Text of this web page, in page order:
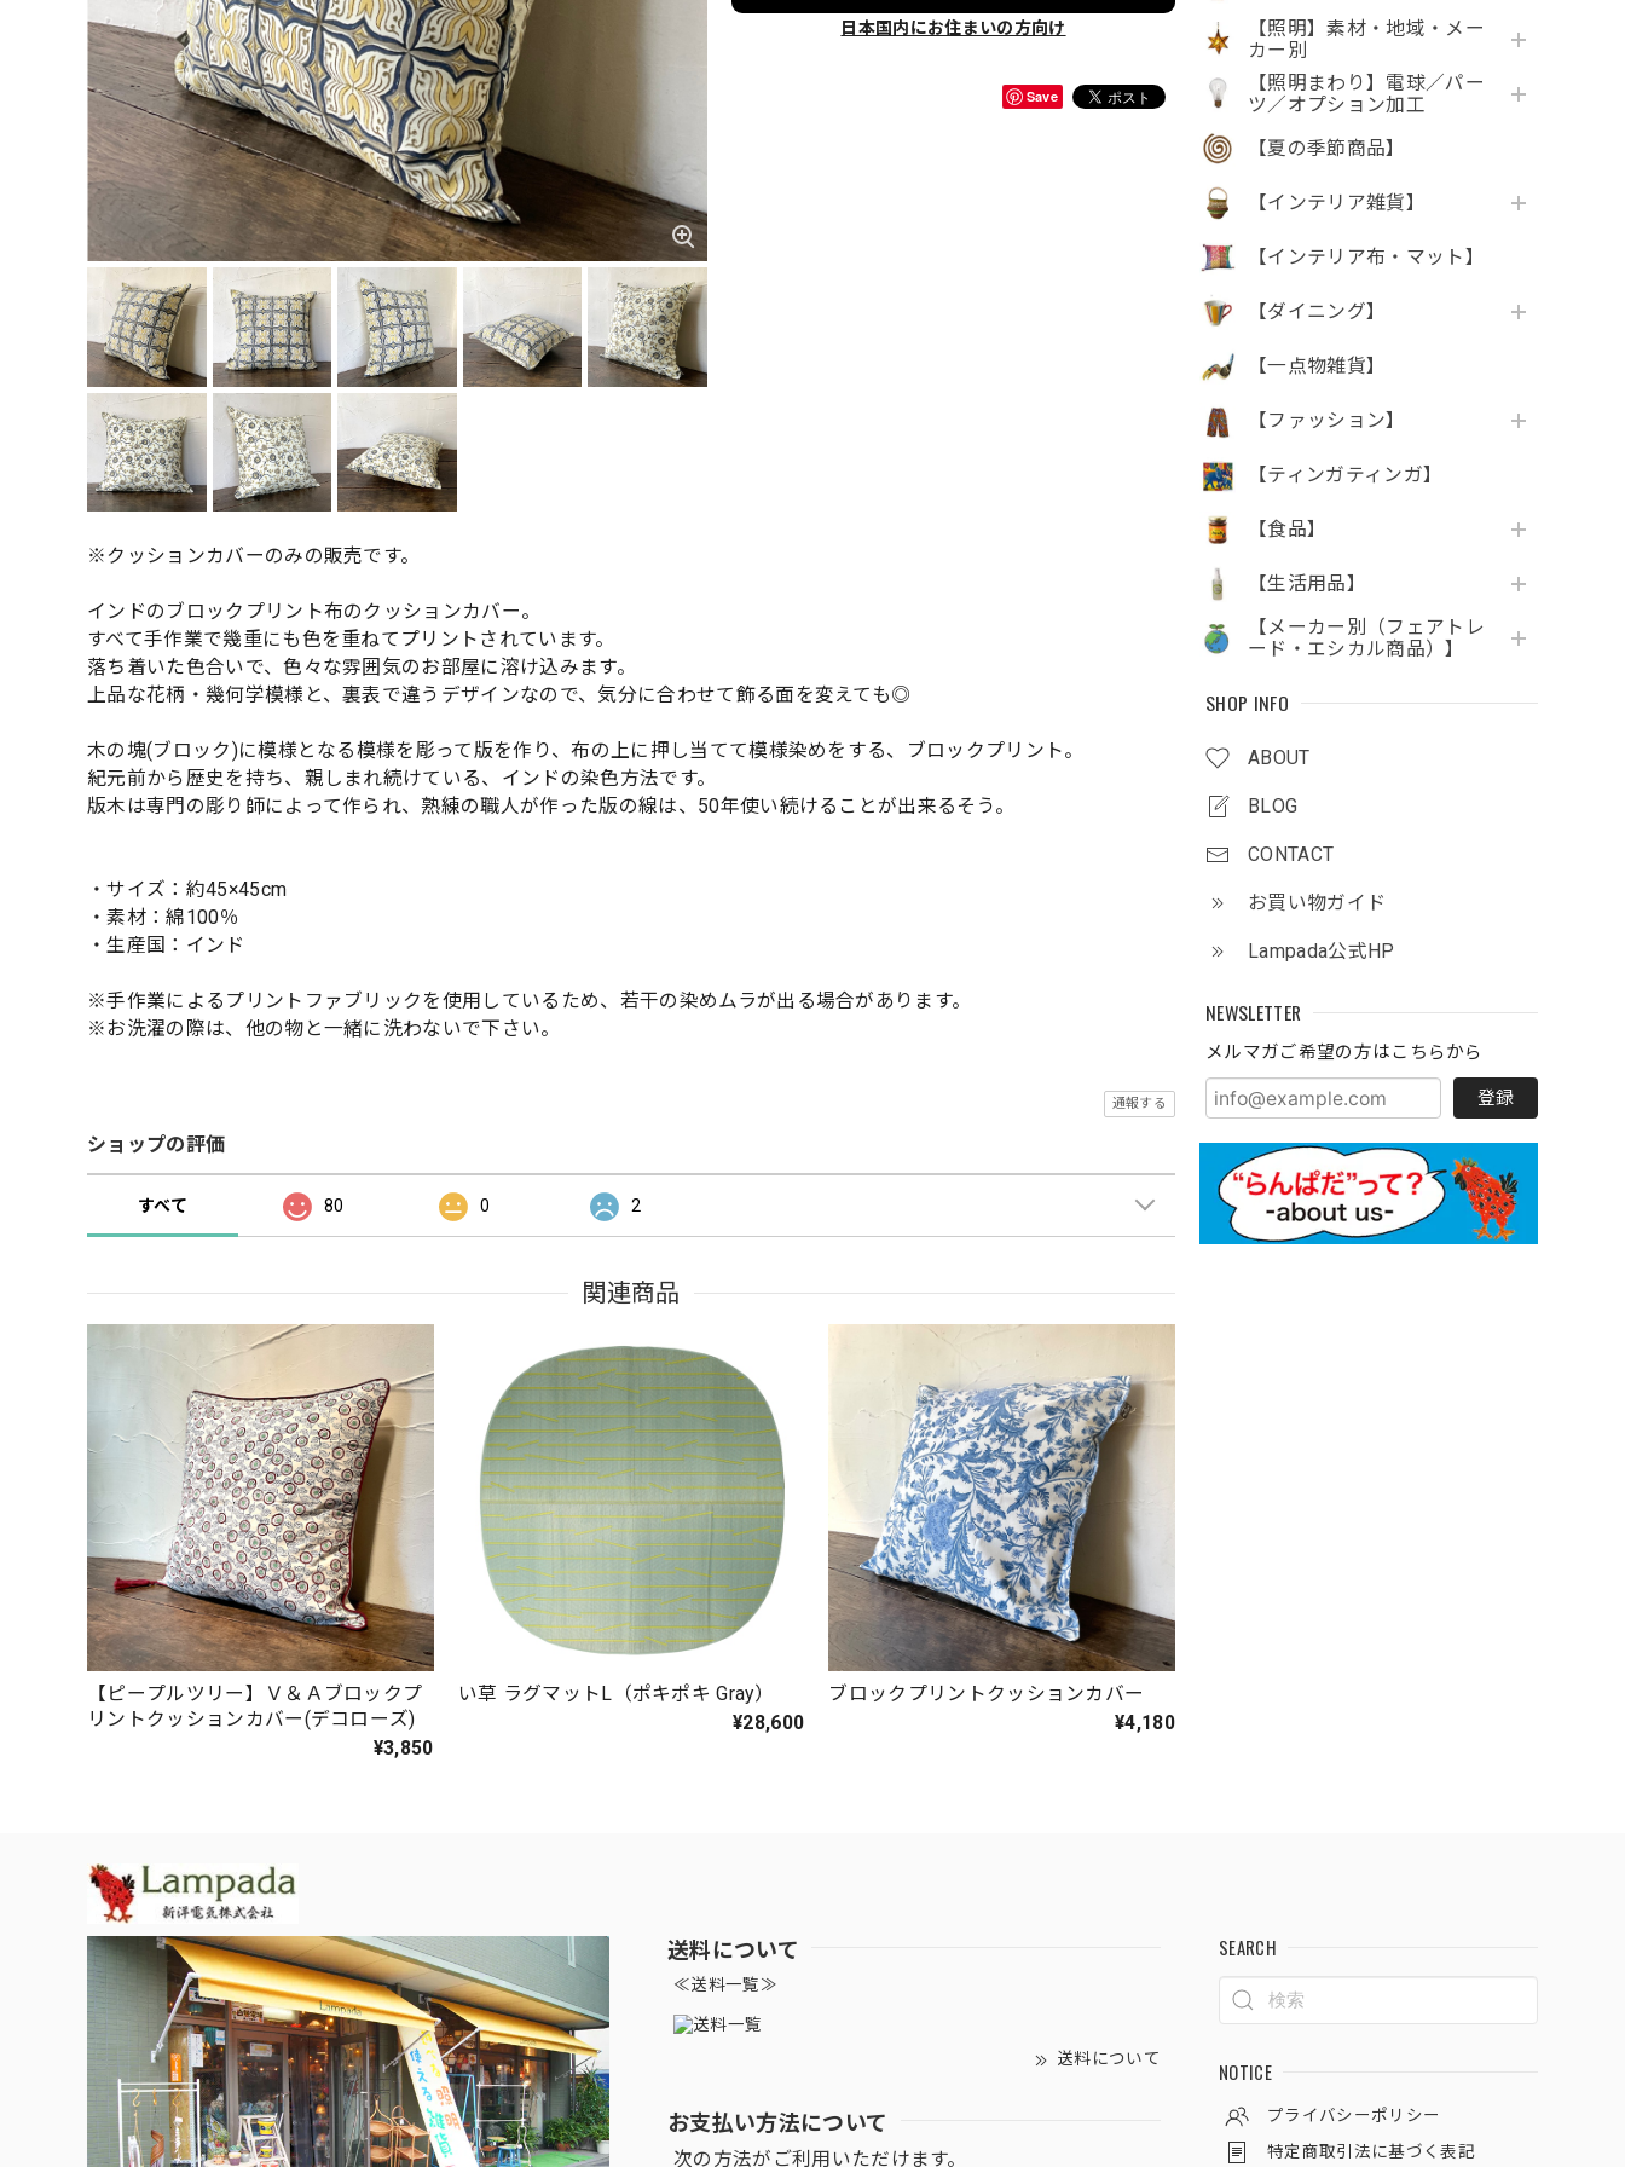
【照明】素材・地域・メー
カー別
【照明まわり】電球／パー
ツ／オプション加工
【夏の季節商品】
【インテリア雑貨】
【インテリア布・マット】
【ダイニング】
【一点物雑貨】
【ファッション】
【ティンガティンガ】
【食品】
【生活用品】
【メーカー別（フェアトレ
ード・エシカル商品）】
SHOP INFO
ABOUT
BLOG
CONTACT
お買い物ガイド
Lampada公式HP
NEWSLETTER
メルマガご希望の方はこちらから
登録
日本国内にお住まいの方向け
Save
※クッションカバーのみの販売です。
インドのブロックプリント布のクッションカバー。
すべて手作業で幾重にも色を重ねてプリントされています。
落ち着いた色合いで、色々な雰囲気のお部屋に溶け込みます。
上品な花柄・幾何学模様と、裏表で違うデザインなので、気分に合わせて飾る面を変えても◎
木の塊(ブロック)に模様となる模様を彫って版を作り、布の上に押し当てて模様染めをする、ブロックプリント。
紀元前から歴史を持ち、親しまれ続けている、インドの染色方法です。
版木は専門の彫り師によって作られ、熟練の職人が作った版の線は、50年使い続けることが出来るそう。
・サイズ：約45×45cm
・素材：綿100％
・生産国：インド
※手作業によるプリントファブリックを使用しているため、若干の染めムラが出る場合があります。
※お洗濯の際は、他の物と一緒に洗わないで下さい。
通報する
ショップの評価
すべて 80 0 2
関連商品
【ピープルツリー】Ｖ＆Ａブロックプ
リントクッションカバー(デコローズ)
¥3,850
い草 ラグマットL（ポキポキ Gray）
¥28,600
ブロックプリントクッションカバー
¥4,180
送料について
≪送料一覧≫
送料について
お支払い方法について
次の方法がご利用いただけます。
SEARCH
NOTICE
プライバシーポリシー
特定商取引法に基づく表記